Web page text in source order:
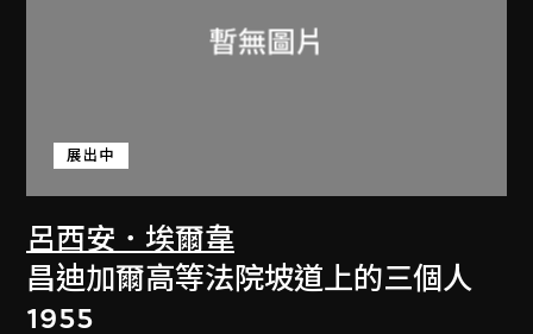
呂西安．埃爾韋
展出中
昌迪加爾高等法院坡道上的三個人
1955